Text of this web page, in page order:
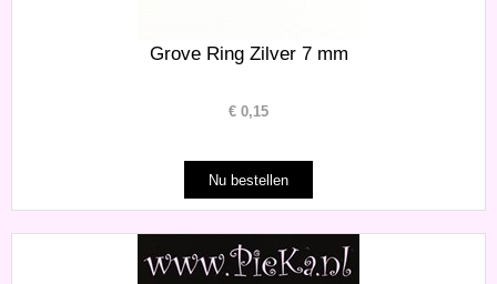
Grove Ring Zilver 7 mm
€ 0,15